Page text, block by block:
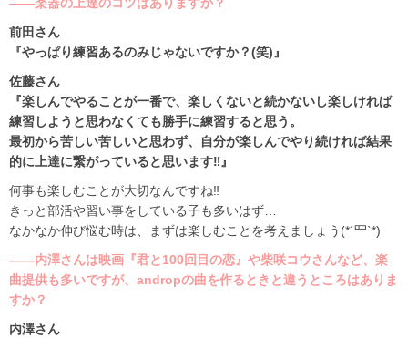
前田さん
『やっぱり練習あるのみじゃないですか？(笑)』
佐藤さん
『楽しんでやることが一番で、楽しくないと続かないし楽しければ
練習しようと思わなくても勝手に練習すると思う。
最初から苦しい苦しいと思わず、自分が楽しんでやり続ければ結果
的に上達に繋がっていると思います‼』
何事も楽しむことが大切なんですね‼
きっと部活や習い事をしている子も多いはず…
なかなか伸び悩む時は、まずは楽しむことを考えましょう(*´罒`*)
――内澤さんは映画『君と100回目の恋』や柴咲コウさんなど、楽
曲提供も多いですが、andropの曲を作るときと違うところはありま
すか？
内澤さん